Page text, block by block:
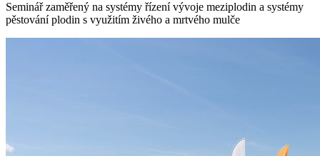
Seminář zaměřený na systémy řízení vývoje meziplodin a systémy
pěstování plodin s využitím živého a mrtvého mulče